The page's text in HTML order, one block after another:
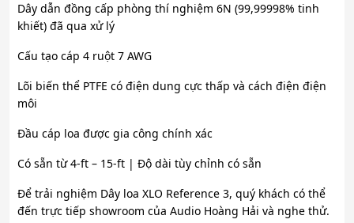
Dây dẫn đồng cấp phòng thí nghiệm 6N (99,99998% tinh
khiết) đã qua xử lý
Cấu tạo cáp 4 ruột 7 AWG
Lõi biến thể PTFE có điện dung cực thấp và cách điện điện
môi
Đầu cáp loa được gia công chính xác
Có sẵn từ 4-ft – 15-ft | Độ dài tùy chỉnh có sẵn
Để trải nghiệm Dây loa XLO Reference 3, quý khách có thể
đến trực tiếp showroom của Audio Hoàng Hải và nghe thử.